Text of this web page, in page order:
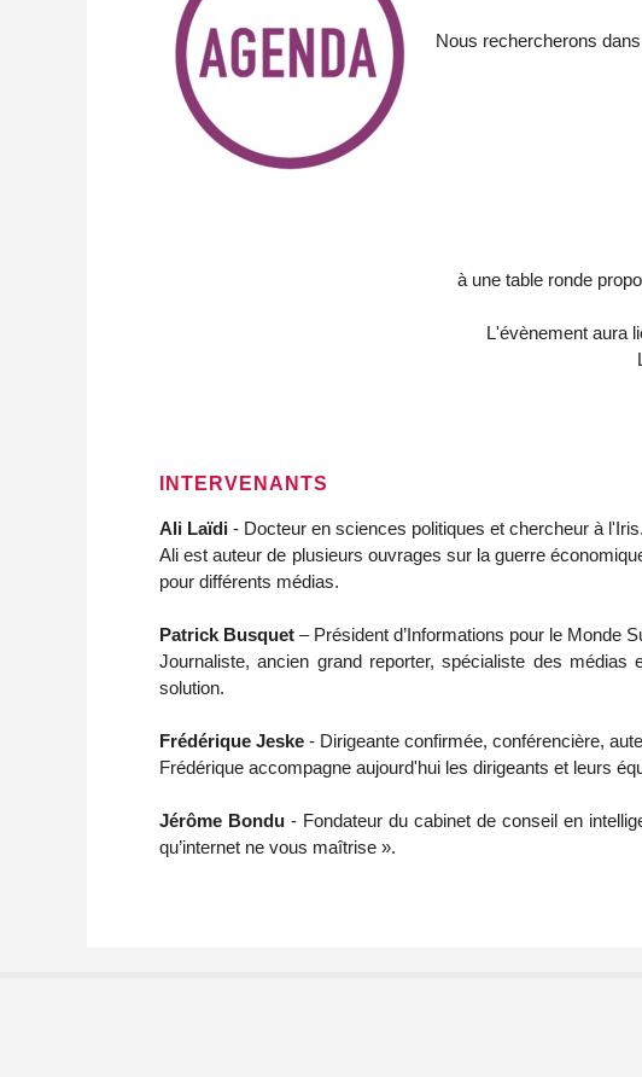
Nous rechercherons
à une table ronde
L'évènement aura
INTERVENANTS
Ali Laïdi - Docteur en sciences politiques et chercheur à l'Iris.
Ali est auteur de plusieurs ouvrages sur la guerre
pour différents médias.
Patrick Busquet – Président d’Informations pour le Monde
Journaliste, ancien grand reporter, spécialiste des
solution.
Frédérique Jeske - Dirigeante confirmée, conférencière,
Frédérique accompagne aujourd'hui les dirigeants et leurs
Jérôme Bondu - Fondateur du cabinet de conseil en
qu’internet ne vous maîtrise ».